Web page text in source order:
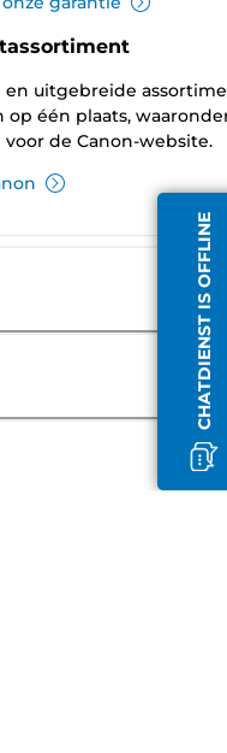
CHATDIENST IS OFFLINE
uitgebreide
op één plaats,
de Canon-website.